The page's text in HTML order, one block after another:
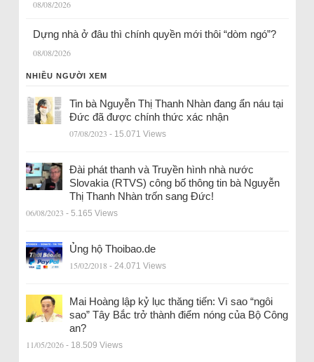
08/08/2026
Dựng nhà ở đâu thì chính quyền mới thôi “dòm ngó”?
08/08/2026
NHIỀU NGƯỜI XEM
Tin bà Nguyễn Thị Thanh Nhàn đang ẩn náu tại
Đức đã được chính thức xác nhận
07/08/2023 - 15.071 Views
Đài phát thanh và Truyền hình nhà nước
Slovakia (RTVS) công bố thông tin bà Nguyễn
Thị Thanh Nhàn trốn sang Đức!
06/08/2023 - 5.165 Views
Ủng hộ Thoibao.de
15/02/2018 - 24.071 Views
Mai Hoàng lập kỷ lục thăng tiến: Vì sao “ngôi
sao” Tây Bắc trở thành điểm nóng của Bộ Công
an?
11/05/2026 - 18.509 Views